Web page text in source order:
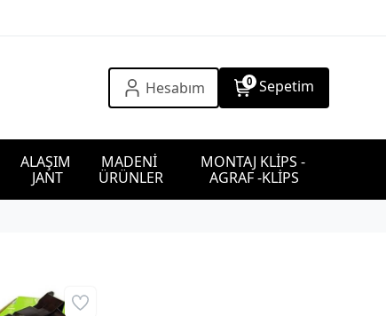
Hesabım 0 Sepetim
ALAŞIM
JANT
MADENİ
ÜRÜNLER
MONTAJ KLİPS -
AGRAF -KLİPS